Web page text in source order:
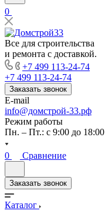
0
Все для строительства
и ремонта с доставкой.
+7 499 113-24-74
+7 499 113-24-74
Заказать звонок
E-mail
info@домстрой-33.рф
Режим работы
Пн. – Пт.: с 9:00 до 18:00
0 Сравнение
Заказать звонок
Каталог